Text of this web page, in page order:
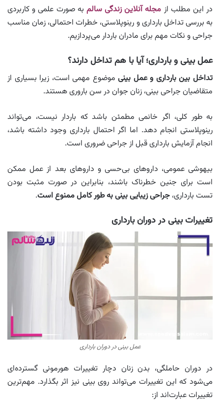
در این مطلب از مجله آنلاین زندگی سالم به‌ صورت علمی و کاربردی
به بررسی تداخل بارداری و رینوپلاستی، خطرات احتمالی، زمان مناسب
جراحی و نکات مهم برای مادران باردار می‌پردازیم.
عمل بینی و بارداری؛ آیا با هم تداخل دارند؟
تداخل بین بارداری و عمل بینیموضوع مهمی است، زیرا بسیاری از
متقاضیان جراحی بینی، زنان جوان در سن باروری هستند.
به‌ طور کلی، اگر خانمی مطمئن باشد که باردار نیست، می‌تواند
رینوپلاستی انجام دهد. اما اگر احتمال بارداری وجود داشته باشد،
انجام آزمایش بارداری قبل از جراحی ضروری است.
بیهوشی عمومی، داروهای بی‌حسی و داروهای بعد از عمل ممکن
است برای جنین خطرناک باشند، بنابراین در صورت مثبت بودن
تست بارداری، جراحی زیبایی بینی به‌ طور کامل ممنوع است.
تغییرات بینی در دوران بارداری
عمل بینی در دوران بارداری
در دوران حاملگی، بدن زنان دچار تغییرات هورمونی گسترده‌ای
می‌شود که این تغییرات می‌تواند روی بینی نیز اثر بگذارد. مهم‌ترین
تغییرات عبارت‌اند از: